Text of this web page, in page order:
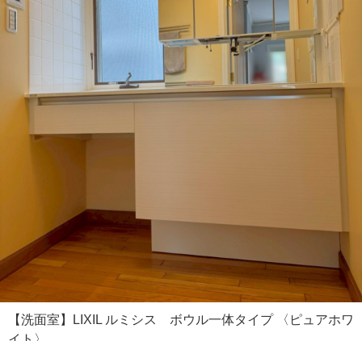
【洗面室】LIXIL ルミシス ボウル一体タイプ 〈ピュアホワ